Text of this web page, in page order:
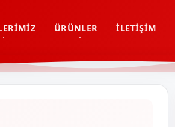
ÜRÜNLER İLETIŞIM